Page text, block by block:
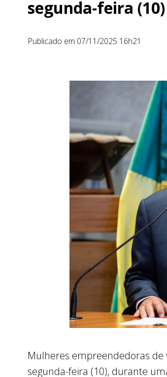
segunda-feira (10)
Publicado em 07/11/2025 16h21
Mulheres empreendedoras de
segunda-feira (10), durante